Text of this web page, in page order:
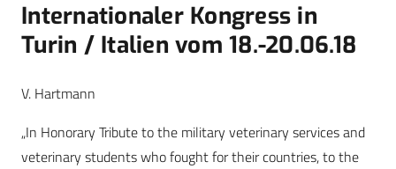
Internationaler Kongress in
Turin / Italien vom 18.-20.06.18
V. Hartmann
„In Honorary Tribute to the military veterinary services and
veterinary students who fought for their countries, to the